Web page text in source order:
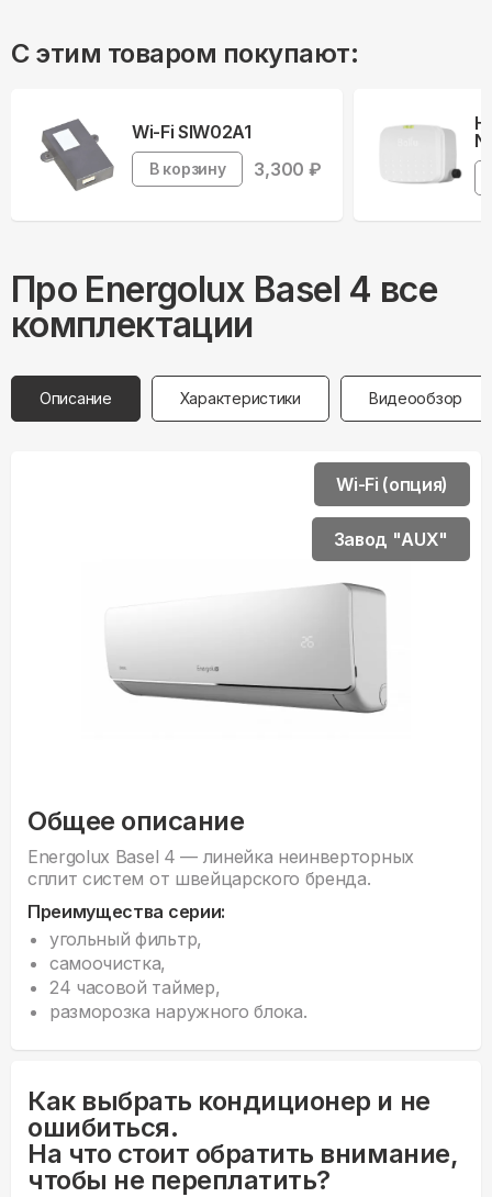
С этим товаром покупают:
Wi-Fi SIW02A1
В корзину 3,300 ₽
Про Energolux Basel 4 все
комплектации
Описание Характеристики Видеообзор
Общее описание
Energolux Basel 4 — линейка неинверторных
сплит систем от швейцарского бренда.
Преимущества серии:
угольный фильтр,
самоочистка,
24 часовой таймер,
разморозка наружного блока.
Wi-Fi (опция)
Завод "AUX"
Как выбрать кондиционер и не
ошибиться.
На что стоит обратить внимание,
чтобы не переплатить?